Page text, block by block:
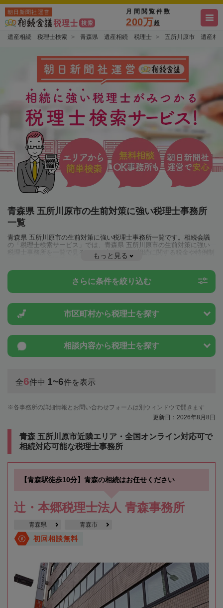
朝日新聞社運営 月間閲覧件数
200万超
遺産相続 税理士検索 青森県 遺産相続 税理士 五所川原市 遺産相
青森県 五所川原市の生前対策に強い税理士事務所
一覧
青森県 五所川原市の生前対策に強い税理士事務所一覧です。相続会議
の「税理士検索サービス」では、青森県 五所川原市の生前対策に強い
税理士事務所を一覧で見ることが出来ます。相続に関する税金や特例制
度のことは一度近隣の税理士に相談してみましょう。
もっと見る
さらに条件を絞り込む
市区町村から税理士を探す
相談内容から税理士を探す
全6件中 1~6件を表示
各事務所の詳細情報とお問い合わせフォームは別ウィンドウで開きます
更新日：2026年8月8日
青森 五所川原市近隣エリア・全国オンライン対応可で
相続対応可能な税理士事務所
【青森駅徒歩10分】青森の相続はお任せください
辻・本郷税理士法人 青森事務所
青森県 青森市
初回相談無料